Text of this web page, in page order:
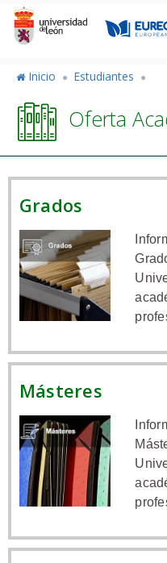
Pasar
contenido
Inicio Estudiantes
Oferta
Grados
Másteres